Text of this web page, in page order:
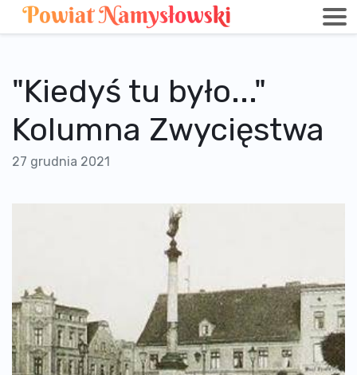
"Kiedyś tu było..."
Kolumna Zwycięstwa
27 grudnia 2021